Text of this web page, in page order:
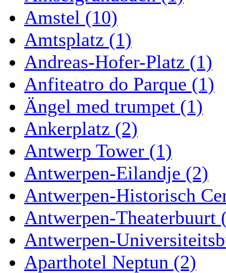
Amstel (10)
Amtsplatz (1)
Andreas-Hofer-Platz (1)
Anfiteatro do Parque (1)
Ängel med trumpet (1)
Ankerplatz (2)
Antwerp Tower (1)
Antwerpen-Eilandje (2)
Antwerpen-Historisch
Antwerpen-Theaterbuurt
Antwerpen-
Aparthotel Neptun (2)